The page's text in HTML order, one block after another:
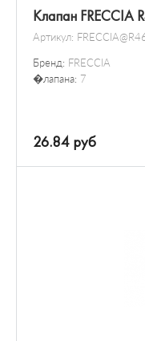
Клапан FRECCIA
Артикул:
Бренд: FRECCIA
�лапана: 7
26.84 руб